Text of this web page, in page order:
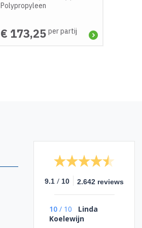
Polypropyleen
€ 173,25 per partij
9.1 / 10 2.642 reviews
10 / 10
Linda
Koelewijn